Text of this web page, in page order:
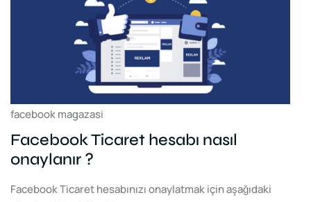
facebook magazasi
Facebook Ticaret hesabı nasıl
onaylanır ?
Facebook Ticaret hesabınızı onaylatmak için aşağıdaki